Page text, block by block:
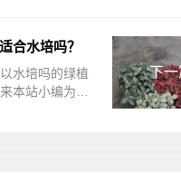
合水培吗？
水培吗的绿植
本站小编为大
下一